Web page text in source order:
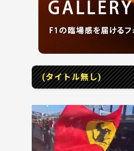
(タイトル無し)